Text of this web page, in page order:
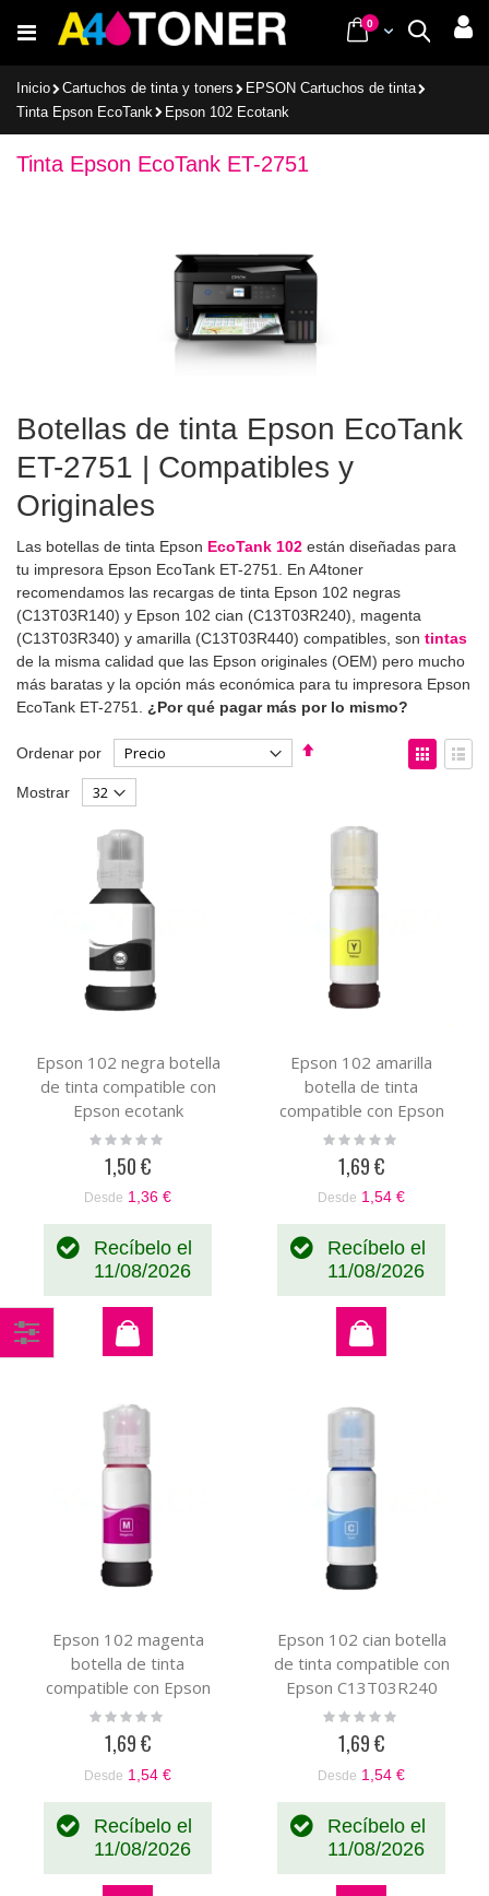
al
Buscar
Cart
0items
Inicio Cartuchos de tinta y toners
EPSON Cartuchos de tinta
Tinta Epson EcoTank
Epson 102 Ecotank
Tinta Epson EcoTank ET-2751
Botellas de tinta Epson EcoTank
ET-2751 | Compatibles y
Originales
Las botellas de tinta Epson EcoTank 102 están diseñadas para
tu impresora Epson EcoTank ET-2751. En A4toner
recomendamos las recargas de tinta Epson 102 negras
(C13T03R140) y Epson 102 cian (C13T03R240), magenta
(C13T03R340) y amarilla (C13T03R440) compatibles, son tintas
de la misma calidad que las Epson originales (OEM) pero mucho
más baratas y la opción más económica para tu impresora Epson
EcoTank ET-2751.
¿Por qué pagar más por lo mismo?
Ordenar por
Fijar
Ver
como
Mostrar
Epson 102 negra botella
de tinta compatible con
Epson ecotank
C13T03R140
Rating:
1,50 €
Desde 1,36 €
Recíbelo el
11/08/2026
Epson 102 amarilla
botella de tinta
compatible con Epson
Econtank C13T03R440
Rating:
1,69 €
Desde 1,54 €
Recíbelo el
11/08/2026
Epson 102 magenta
botella de tinta
compatible con Epson
C13T03R340
Rating:
1,69 €
Desde 1,54 €
Recíbelo el
11/08/2026
Epson 102 cian botella
de tinta compatible con
Epson C13T03R240
Rating:
1,69 €
Desde 1,54 €
Recíbelo el
11/08/2026
Comprar